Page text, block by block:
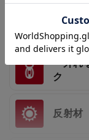
型崩れ
「外れ
ク
反射材